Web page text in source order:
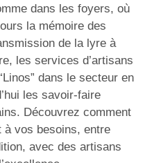
dans les foyers, où
la mémoire des
de la lyre à
les services d’artisans
dans le secteur en
les savoir-faire
Découvrez comment
à vos besoins, entre
avec des artisans